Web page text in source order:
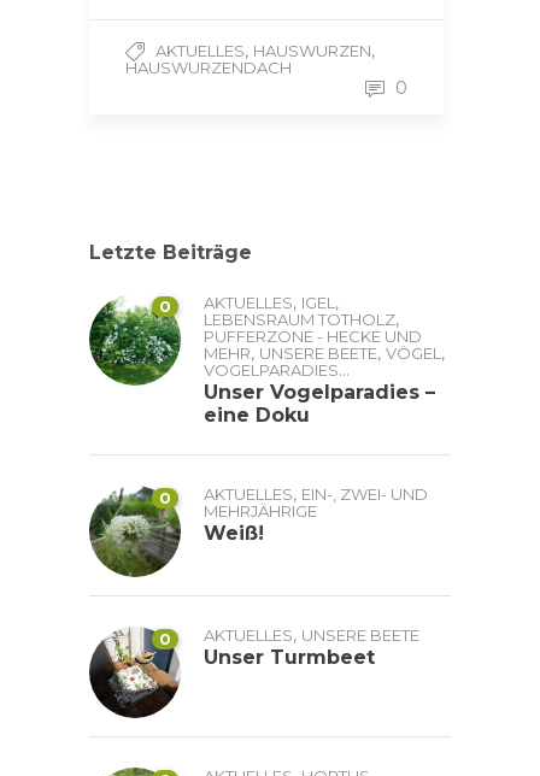
AKTUELLES, HAUSWURZEN,
HAUSWURZENDACH
0
Letzte Beiträge
0 AKTUELLES, IGEL,
LEBENSRAUM TOTHOLZ,
PUFFERZONE - HECKE UND
MEHR, UNSERE BEETE, VÖGEL,
VOGELPARADIES...
Unser Vogelparadies –
eine Doku
0 AKTUELLES, EIN-, ZWEI- UND
MEHRJÄHRIGE
Weiß!
0 AKTUELLES, UNSERE BEETE
Unser Turmbeet